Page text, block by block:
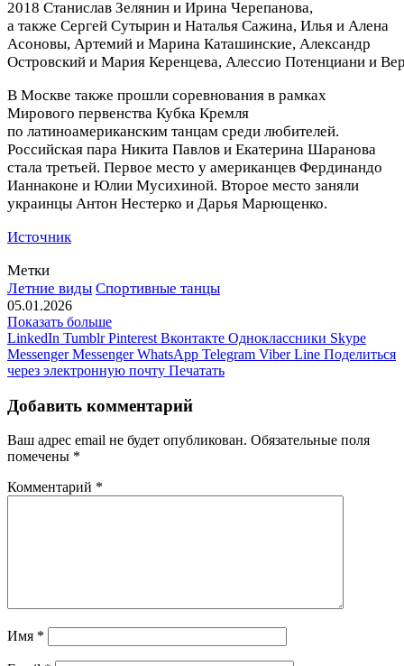
2018 Станислав Зелянин и Ирина Черепанова,
а также Сергей Сутырин и Наталья Сажина, Илья и Алена
Асоновы, Артемий и Марина Каташинские, Александр
Островский и Мария Керенцева, Алессио Потенциани и
В Москве также прошли соревнования в рамках
Мирового первенства Кубка Кремля
по латиноамериканским танцам среди любителей.
Российская пара Никита Павлов и Екатерина Шаранова
стала третьей. Первое место у американцев Фердинандо
Ианнаконе и Юлии Мусихиной. Второе место заняли
украинцы Антон Нестерко и Дарья Марющенко.
Источник
Метки
Летние виды Спортивные танцы
05.01.2026
Показать больше
LinkedIn Tumblr Pinterest Вконтакте Одноклассники Skype
Messenger Messenger WhatsApp Telegram Viber Line Поделиться
через электронную почту Печатать
Добавить комментарий
Ваш адрес email не будет опубликован. Обязательные поля
помечены *
Комментарий *
Имя *